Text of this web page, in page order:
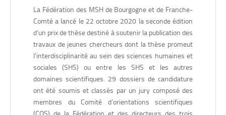
(UMR 6249), Besançon, pour sa thèse en archéologie,
intitulée «Peuplement, paysages et pouvoirs médiévaux en
contexte de moyenne montagne : les cas du sud Morvan et
du Jura central» soutenue le 7 janvier 2021.
— Mots clés : archéologie, Moyen Âge, montagne,
relations homme-milieux, peuplement.
Willy HUGEDET, laboratoire Culture sport santé société
(C3S, EA 4660), Besançon pour sa thèse en STAPS,
La Fédération des MSH de Bourgogne et de Franche-
Comté a lancé le 22 octobre 2020 la seconde édition
d’un prix de thèse destiné à soutenir la publication des
travaux de jeunes chercheurs dont la thèse promeut
l’interdisciplinarité au sein des sciences humaines et
sociales (SHS) ou entre les SHS et les autres
domaines scientifiques. 29 dossiers de candidature
ont été soumis et classés par un jury composé des
membres du Comité d’orientations scientifiques